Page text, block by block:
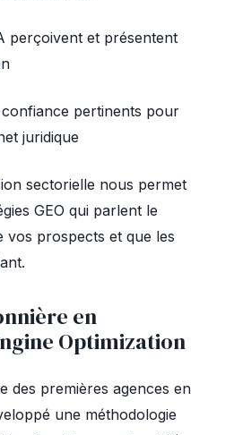
perçoivent et présentent
confiance pertinents pour
juridique
sectorielle nous permet
GEO qui parlent le
vos prospects et que les
en
Optimization
des premières agences en
une méthodologie